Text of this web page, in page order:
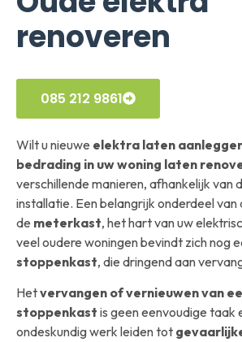
renoveren
085 212 9861
Wilt u nieuwe elektra laten
bedrading in uw woning laten
verschillende manieren, afhankelijk van
installatie. Een belangrijk onderdeel van
de meterkast, het hart van uw
veel oudere woningen bevindt zich nog
stoppenkast, die dringend aan
Hetvervangen of vernieuwen van
stoppenkast is geen eenvoudige taak
ondeskundig werk leiden tot